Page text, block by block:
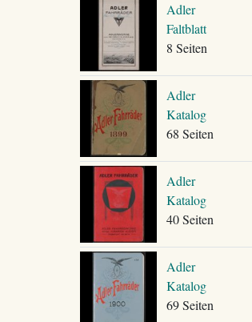
Adler
Faltblatt
8 Seiten
Adler
Katalog
68 Seiten
Adler
Katalog
40 Seiten
Adler
Katalog
69 Seiten